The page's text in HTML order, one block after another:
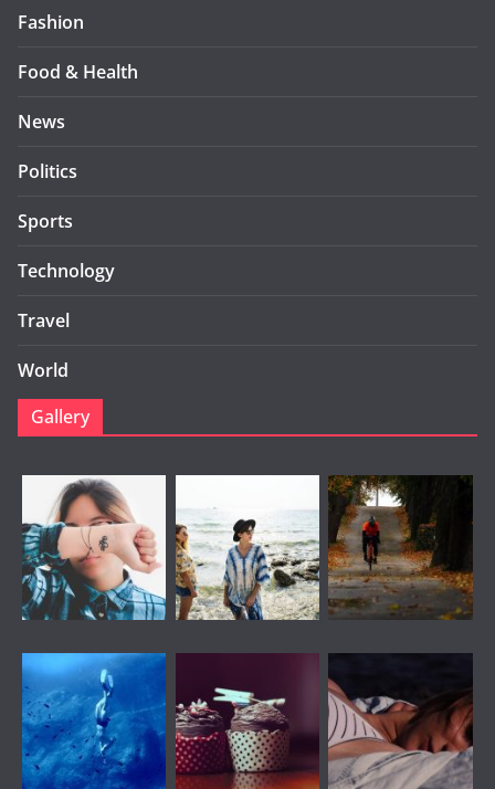
Fashion
Food & Health
News
Politics
Sports
Technology
Travel
World
Gallery